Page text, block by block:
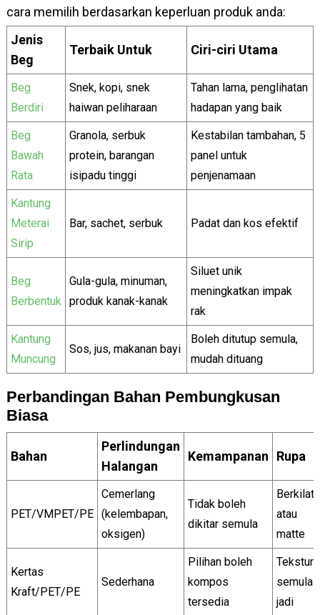
cara memilih berdasarkan keperluan produk anda:
Jenis
Beg
Terbaik Untuk Ciri-ciri Utama
Beg
Berdiri
Snek, kopi, snek
haiwan peliharaan
Tahan lama, penglihatan
hadapan yang baik
Beg
Bawah
Rata
Granola, serbuk
protein, barangan
isipadu tinggi
Kestabilan tambahan, 5
panel untuk
penjenamaan
Kantung
Meterai
Sirip
Bar, sachet, serbuk Padat dan kos efektif
Beg
Berbentuk
Gula-gula, minuman,
produk kanak-kanak
Siluet unik
meningkatkan impak
rak
Kantung
Muncung
Sos, jus, makanan bayi
Boleh ditutup semula,
mudah dituang
Perbandingan Bahan Pembungkusan
Biasa
Bahan
Perlindungan
Halangan
Kemampanan Rupa
PET/VMPET/PE
Cemerlang
(kelembapan,
oksigen)
Tidak boleh
dikitar semula
Berkilat
atau
matte
Kertas
Kraft/PET/PE
Sederhana
Pilihan boleh
kompos
tersedia
Tekstur
semula
jadi